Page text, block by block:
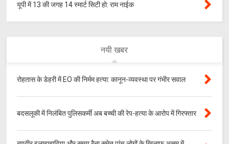
यूपी में 13 की जगह 14 स्मार्ट सिटी हो: राम नाईक
नयी खबर
रोहतास के डेहरी में EO की निर्मम हत्या: कानून-व्यवस्था पर गंभीर सवाल
बदसलूकी में निलंबित पुलिसकर्मी अब बच्ची की रेप-हत्या के आरोप में गिरफ्तार